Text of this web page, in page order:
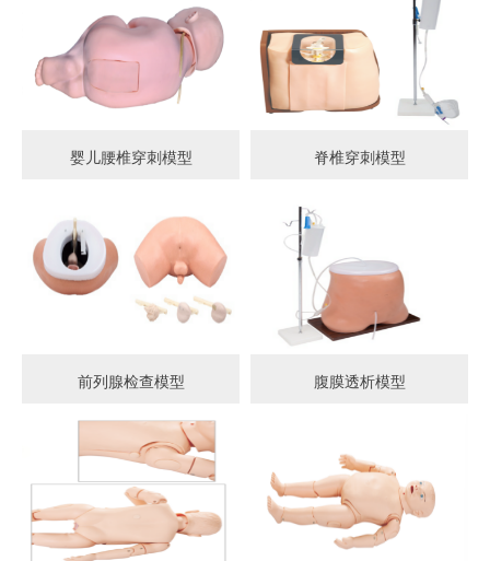
婴儿腰椎穿刺模型 脊椎穿刺模型
前列腺检查模型 腹膜透析模型